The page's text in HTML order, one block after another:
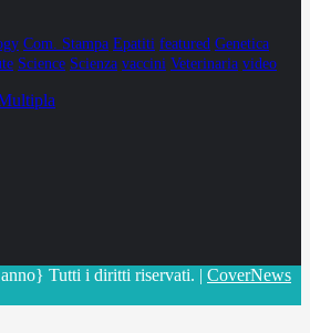
Com. Stampa Epatiti featured Genetica
Science Scienza vaccini Veterinaria video
Tutti i diritti riservati. | CoverNews